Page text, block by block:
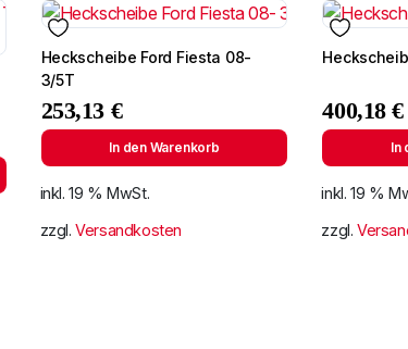
Heckscheibe Ford Fiesta 08-
3/5T
253,13 €
In den Warenkorb
inkl. 19 % MwSt.
zzgl.Versandkosten
400,18€
In
inkl. 19 %
zzgl.